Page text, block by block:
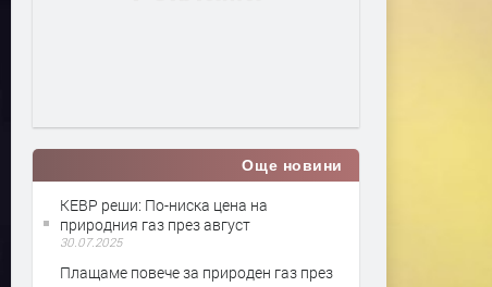
Още новини
КЕВР реши: По-ниска цена на
природния газ през август
30.07.2025
Плащаме повече за природен газ през